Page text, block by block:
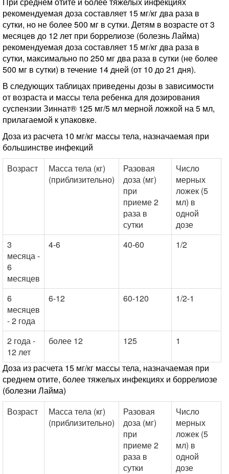
рекомендуемая доза составляет 15 мг/кг два раза в
сутки, но не более 500 мг в сутки. Детям в возрасте от 3
месяцев до 12 лет при боррелиозе (болезнь Лайма)
рекомендуемая доза составляет 15 мг/кг два раза в
сутки, максимально по 250 мг два раза в сутки (не более
500 мг в сутки) в течение 14 дней (от 10 до 21 дня).
В следующих таблицах приведены дозы в зависимости
от возраста и массы тела ребенка для дозирования
суспензии Зиннат® 125 мг/5 мл мерной ложкой на 5 мл,
прилагаемой к упаковке.
Доза из расчета 10 мг/кг массы тела, назначаемая при
большинстве инфекций
Возраст
Масса тела (кг)
(приблизительно)
Разовая
доза (мг)
при
приеме 2
раза в
сутки
Число
мерных
ложек (5
мл) в
одной
дозе
3
месяца -
6
месяцев
4-6 40-60 1/2
6
месяцев
- 2 года
6-12 60-120 1/2-1
2 года -
12 лет
более 12 125 1
Доза из расчета 15 мг/кг массы тела, назначаемая при
среднем отите, более тяжелых инфекциях и боррелиозе
(болезни Лайма)
Возраст
Масса тела (кг)
(приблизительно)
Разовая
доза (мг)
при
приеме 2
раза в
сутки
Число
мерных
ложек (5
мл) в
одной
дозе